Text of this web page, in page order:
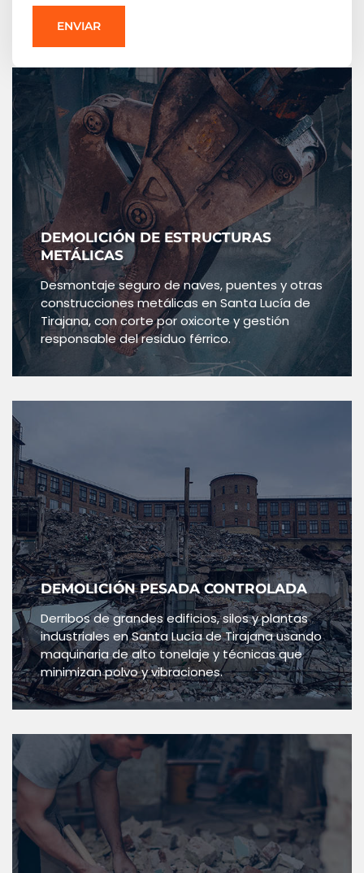
DEMOLICIÓN DE ESTRUCTURAS
METÁLICAS
Desmontaje seguro de naves, puentes y otras
construcciones metálicas en Santa Lucía de
Tirajana, con corte por oxicorte y gestión
responsable del residuo férrico.
DEMOLICIÓN PESADA CONTROLADA
Derribos de grandes edificios, silos y plantas
industriales en Santa Lucía de Tirajana usando
maquinaria de alto tonelaje y técnicas que
minimizan polvo y vibraciones.